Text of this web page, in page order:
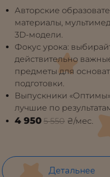
Авторские
материалы,
3D-модели.
Фокус урока:
действительно важные
предметы для
подготовки.
Выпускники «Оптимы» –
лучшие по
4 950 5 550₴/мес.
Детальнее